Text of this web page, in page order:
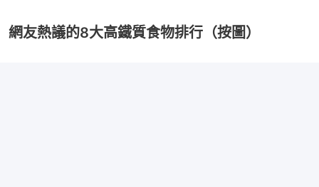
網友熱議的8大高鐵質食物排行（按圖）